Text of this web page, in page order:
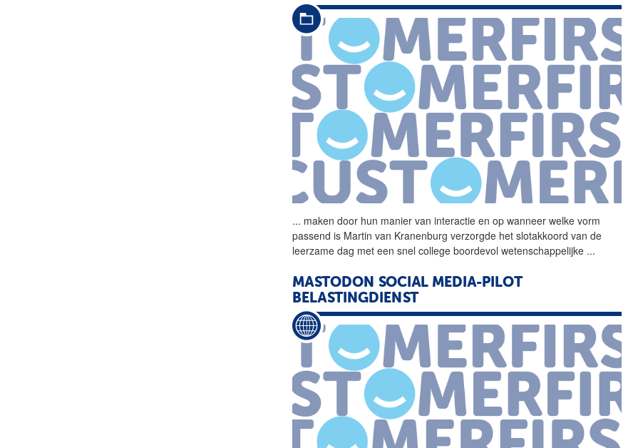
... maken door hun manier vaninteractie en op wanneer welke vorm
passend is Martin van Kranenburg verzorgde het slotakkoord van de
leerzame dag met een snel college boordevol wetenschappelijke ...
MASTODON SOCIAL MEDIA-PILOT
BELASTINGDIENST